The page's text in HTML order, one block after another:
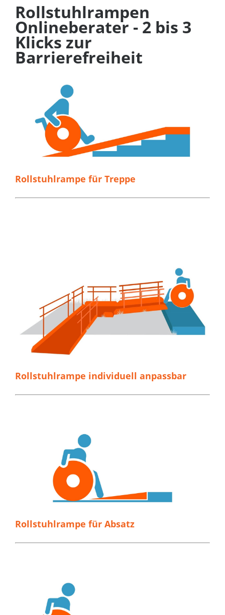
Rollstuhlrampen
Onlineberater - 2 bis 3
Klicks zur
Barrierefreiheit
Rollstuhlrampe für Treppe
Rollstuhlrampe individuell anpassbar
Rollstuhlrampe für Absatz